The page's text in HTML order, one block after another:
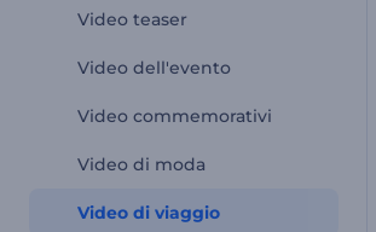
Video teaser
Video dell'evento
Video commemorativi
Video di moda
Video di viaggio